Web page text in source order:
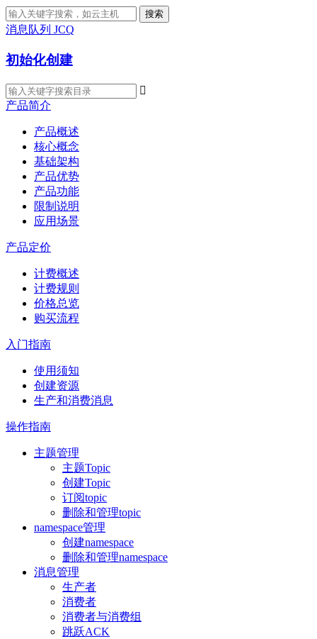
搜索
消息队列 JCQ
初始化创建

产品简介
产品概述
核心概念
基础架构
产品优势
产品功能
限制说明
应用场景
产品定价
计费概述
计费规则
价格总览
购买流程
入门指南
使用须知
创建资源
生产和消费消息
操作指南
主题管理
主题Topic
创建Topic
订阅topic
删除和管理topic
namespace管理
创建namespace
删除和管理namespace
消息管理
生产者
消费者
消费者与消费组
跳跃ACK